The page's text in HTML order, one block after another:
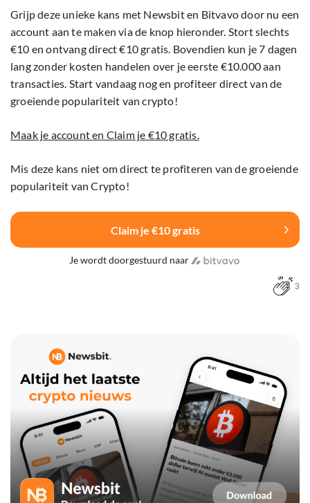
Grijp deze unieke kans met Newsbit en Bitvavo door nu een
account aan te maken via de knop hieronder. Stort slechts
€10 en ontvang direct €10 gratis. Bovendien kun je 7 dagen
lang zonder kosten handelen over je eerste €10.000 aan
transacties. Start vandaag nog en profiteer direct van de
groeiende populariteit van crypto!
Maak je account en Claim je €10 gratis.
Mis deze kans niet om direct te profiteren van de groeiende
populariteit van Crypto!
Claim je €10 gratis
Je wordt doorgestuurd naar
3